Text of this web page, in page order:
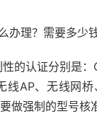
办理？需要多少
的认证分别是
线AP、无线网
做强制的型号核